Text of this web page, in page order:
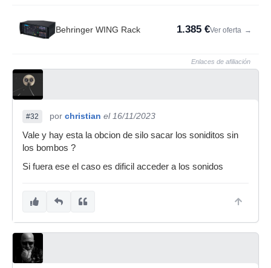
Behringer WING Rack 1.385 €Ver oferta →
Enlaces de afiliación
#32 por christian el 16/11/2023
Vale y hay esta la obcion de silo sacar los soniditos sin
los bombos ?
Si fuera ese el caso es dificil acceder a los sonidos